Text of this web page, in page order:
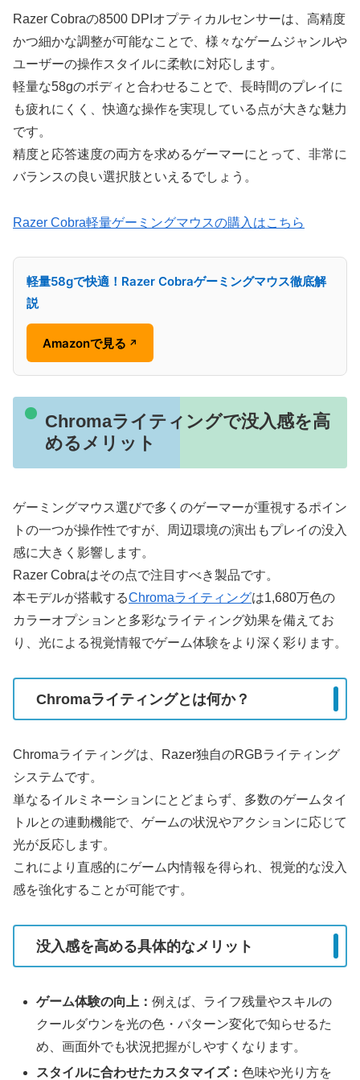
Razer Cobraの8500 DPIオプティカルセンサーは、高精度
かつ細かな調整が可能なことで、様々なゲームジャンルや
ユーザーの操作スタイルに柔軟に対応します。
軽量な58gのボディと合わせることで、長時間のプレイに
も疲れにくく、快適な操作を実現している点が大きな魅力
です。
精度と応答速度の両方を求めるゲーマーにとって、非常に
バランスの良い選択肢といえるでしょう。
Razer Cobra軽量ゲーミングマウスの購入はこちら
軽量58gで快適！Razer Cobraゲーミングマウス徹底解
説
Amazonで見る ↗
Chromaライティングで没入感を高
めるメリット
ゲーミングマウス選びで多くのゲーマーが重視するポイン
トの一つが操作性ですが、周辺環境の演出もプレイの没入
感に大きく影響します。
Razer Cobraはその点で注目すべき製品です。
本モデルが搭載するChromaライティングは1,680万色の
カラーオプションと多彩なライティング効果を備えてお
り、光による視覚情報でゲーム体験をより深く彩ります。
Chromaライティングとは何か？
Chromaライティングは、Razer独自のRGBライティング
システムです。
単なるイルミネーションにとどまらず、多数のゲームタイ
トルとの連動機能で、ゲームの状況やアクションに応じて
光が反応します。
これにより直感的にゲーム内情報を得られ、視覚的な没入
感を強化することが可能です。
没入感を高める具体的なメリット
ゲーム体験の向上：例えば、ライフ残量やスキルの
クールダウンを光の色・パターン変化で知らせるた
め、画面外でも状況把握がしやすくなります。
スタイルに合わせたカスタマイズ：色味や光り方を